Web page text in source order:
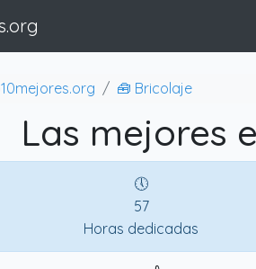
🧰 Bricolaje
Las mejores
🕔
57
Horas dedicadas